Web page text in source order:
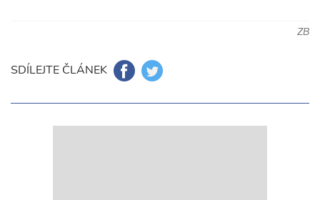
ZB
SDÍLEJTE ČLÁNEK